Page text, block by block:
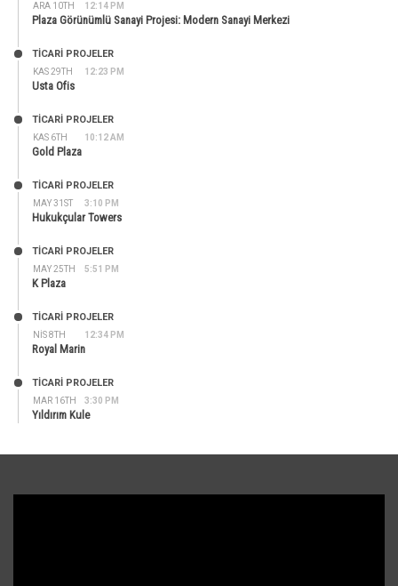
ARA 10TH 12:14 PM
Plaza Görünümlü Sanayi Projesi: Modern Sanayi Merkezi
KAS 29TH 12:23 PM
TİCARİ PROJELER
Usta Ofis
KAS 6TH 10:12 AM
TİCARİ PROJELER
Gold Plaza
MAY 31ST 3:10 PM
TİCARİ PROJELER
Hukukçular Towers
MAY 25TH 5:51 PM
TİCARİ PROJELER
K Plaza
NIS 8TH 12:34 PM
TİCARİ PROJELER
Royal Marin
MAR 16TH 3:30 PM
TİCARİ PROJELER
Yıldırım Kule